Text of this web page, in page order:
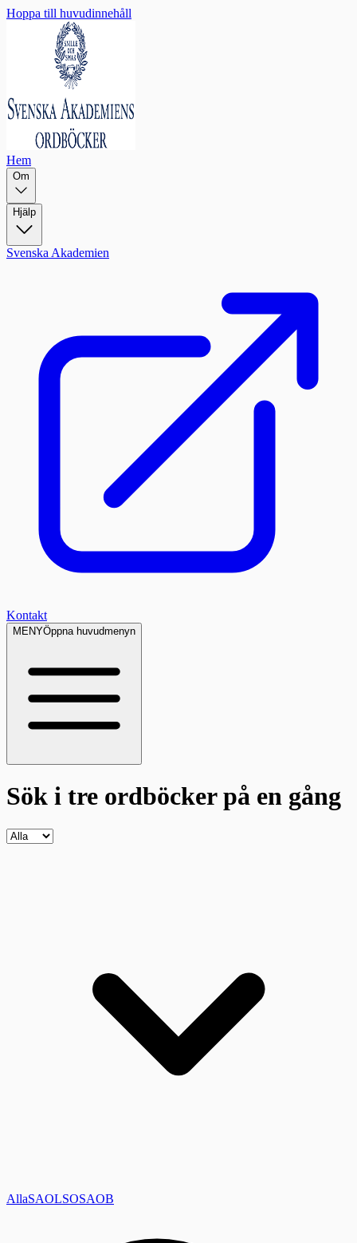
Hoppa till huvudinnehåll
Hem
Om
Hjälp
Svenska Akademien
Kontakt
MENYÖppna huvudmenyn
Sök i tre ordböckerpå en gång
AllaSAOLSOSAOB